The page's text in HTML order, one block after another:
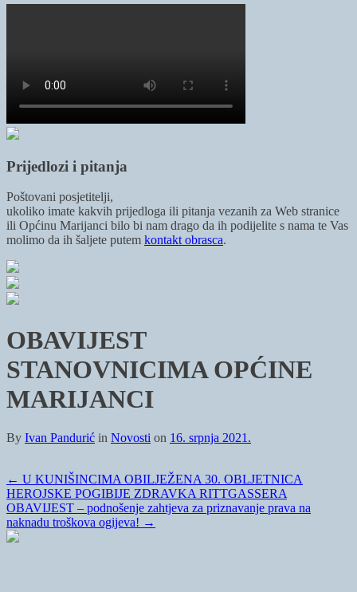
Prijedlozi i pitanja
Poštovani posjetitelji,
ukoliko imate kakvih prijedloga ili pitanja vezanih za Web stranice
ili Općinu Marijanci bilo bi nam drago da ih podijelite s nama te Vas
molimo da ih šaljete putem kontakt obrasca.
OBAVIJEST
STANOVNICIMA OPĆINE
MARIJANCI
By Ivan Pandurić in Novosti on 16. srpnja 2021.
← U KUNIŠINCIMA OBILJEŽENA 30. OBLJETNICA
HEROJSKE POGIBIJE ZDRAVKA RITTGASSERA
OBAVIJEST – podnošenje zahtjeva za priznavanje prava na
naknadu troškova ogijeva! →